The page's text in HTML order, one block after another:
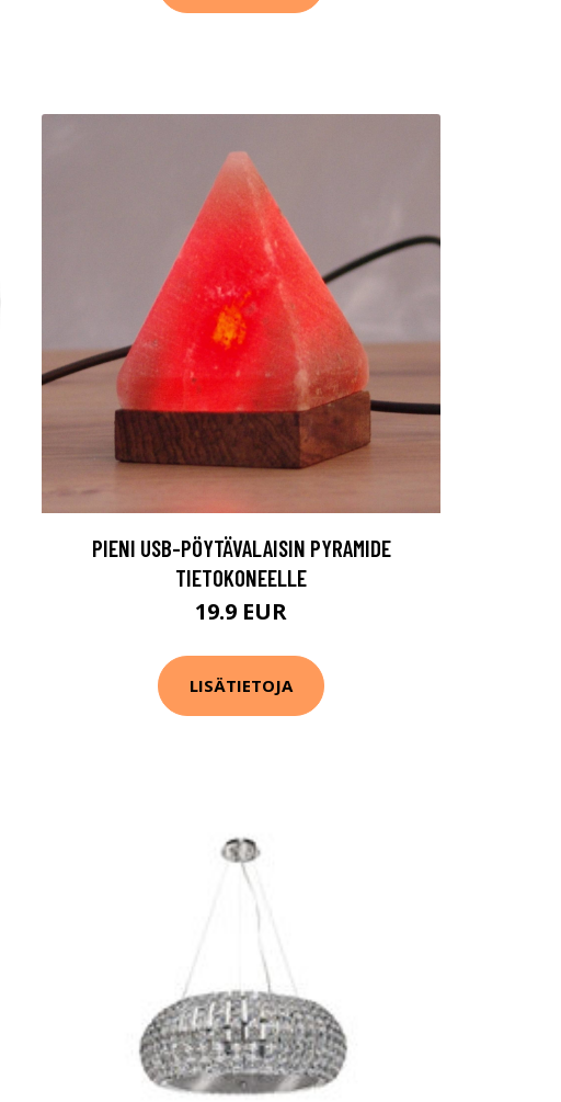
PIENI USB-PÖYTÄVALAISIN PYRAMIDE
TIETOKONEELLE
19.9 EUR
LISÄTIETOJA